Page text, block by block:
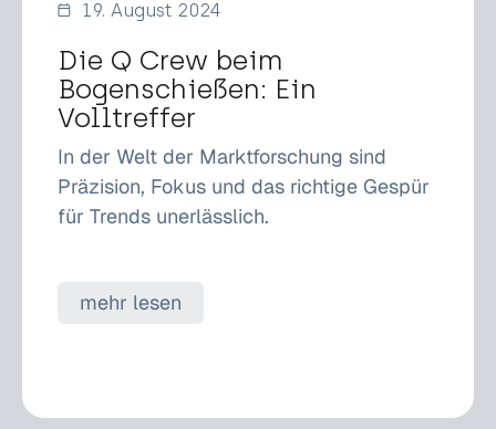
19. August 2024
Die Q Crew beim
Bogenschießen: Ein
Volltreffer
In der Welt der Marktforschung sind
Präzision, Fokus und das richtige Gespür
für Trends unerlässlich.
mehr lesen